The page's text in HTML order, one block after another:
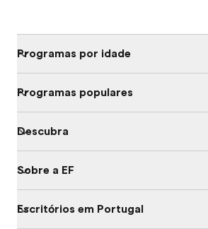
Programas por idade
Programas populares
Descubra
Sobre a EF
Escritórios em Portugal